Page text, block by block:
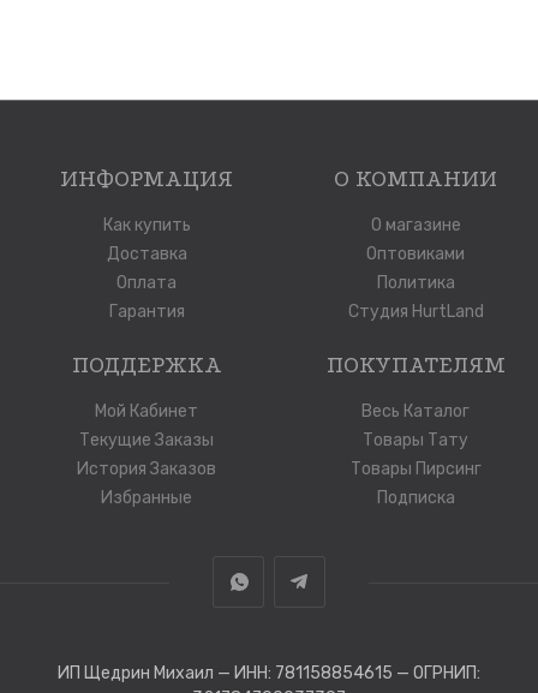
ИНФОРМАЦИЯ
Как купить
Доставка
Оплата
Гарантия
О КОМПАНИИ
О магазине
Оптовиками
Политика
Студия HurtLand
ПОДДЕРЖКА
Мой Кабинет
Текущие Заказы
История Заказов
Избранные
ПОКУПАТЕЛЯМ
Весь Каталог
Товары Тату
Товары Пирсинг
Подписка
ИП Щедрин Михаил — ИНН: 781158854615 — ОГРНИП: